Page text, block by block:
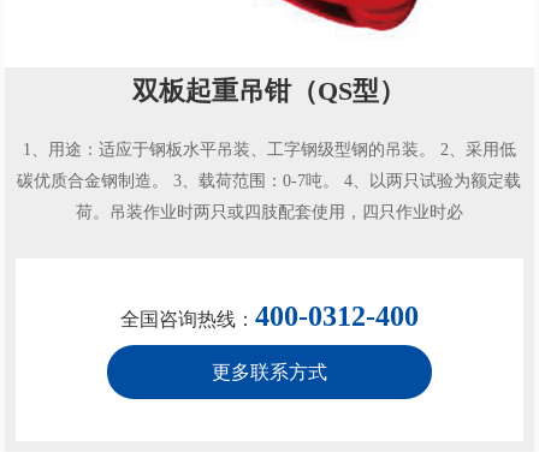
双板起重吊钳（QS型）
1、用途：适应于钢板水平吊装、工字钢级型钢的吊装。 2、采用低
碳优质合金钢制造。 3、载荷范围：0-7吨。 4、以两只试验为额定载
荷。吊装作业时两只或四肢配套使用，四只作业时必
全国咨询热线： 400-0312-400
更多联系方式